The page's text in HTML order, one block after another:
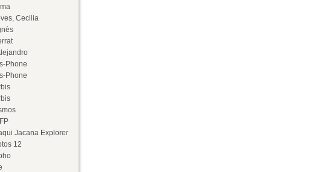
Cecilia
Phone
Phone
Jacana Explorer
12